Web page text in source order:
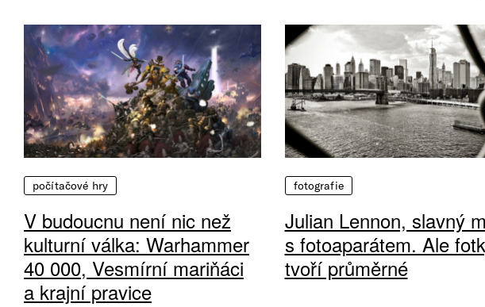
počítačové hry
V budoucnu není nic než
kulturní válka: Warhammer
40 000, Vesmírní mariňáci
a krajní pravice
fotografie
Julian Lennon, slavný
s fotoaparátem. Ale
tvoří průměrné